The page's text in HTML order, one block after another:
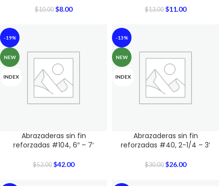
$10.00 $8.00 $13.00 $11.00
-19%
NEW
INDEX
Abrazaderas sin fin
reforzadas #104, 6″ – 7′
$52.00 $42.00
-13%
NEW
INDEX
Abrazaderas sin fin
reforzadas #40, 2-1/4 – 3′
$30.00 $26.00